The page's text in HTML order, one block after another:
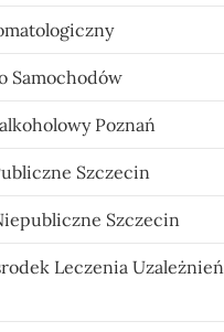
Samochodów
Poznań
Szczecin
Szczecin
Leczenia Uzależnień